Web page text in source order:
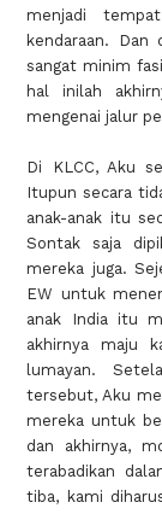
menjadi
kendaraan. Dan
sangat minim
hal inilah
mengenai jalur
Di KLCC, Aku
Itupun secara
anak-anak itu
Sontak saja
mereka juga.
EW untuk
anak India itu
akhirnya maju
lumayan.
tersebut, Aku
mereka untuk
dan akhirnya,
terabadikan
tiba, kami